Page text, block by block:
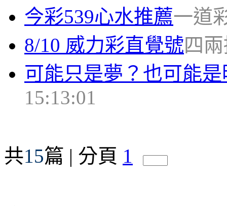
今彩539心水推薦一道
8/10 威力彩直覺號四
可能只是夢？也可能
15:13:01
共15篇 | 分頁 1